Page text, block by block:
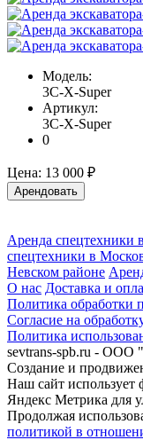
Модель:
3C-X-Super
Артикул:
3C-X-Super
0
Цена: 13 000 ₽
Арендовать
Аренда спецтехники
спецтехники в
Невском районе
О нас Доставка и
Политика обработки
Согласие на
Политика
sevtrans-spb.ru - ООО
Создание и
Наш сайт использует
Яндекс Метрика для
Продолжая
политикой в